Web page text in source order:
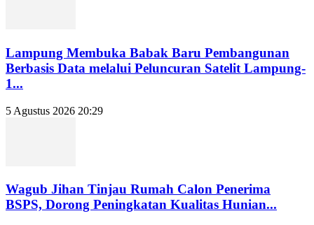
Lampung Membuka Babak Baru Pembangunan
Berbasis Data melalui Peluncuran Satelit Lampung-
1...
5 Agustus 2026 20:29
Wagub Jihan Tinjau Rumah Calon Penerima
BSPS, Dorong Peningkatan Kualitas Hunian...